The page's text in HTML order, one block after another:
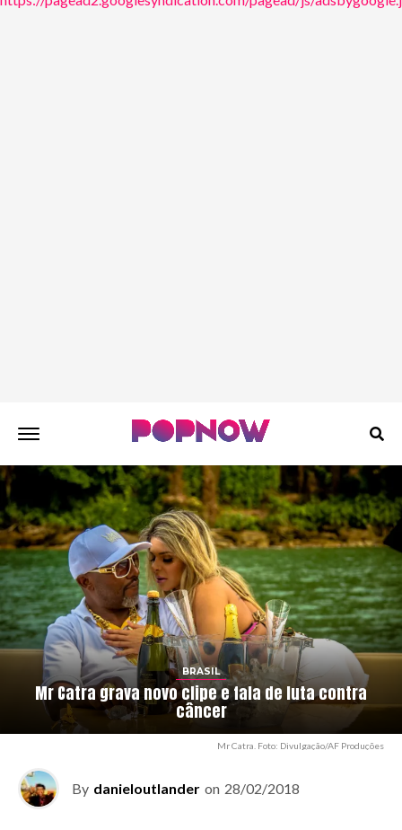
BRASIL
Mr Catra grava novo clipe e fala de luta contra
câncer
Mr Catra. Foto: Divulgação/AF Produções
By danieloutlander on 28/02/2018